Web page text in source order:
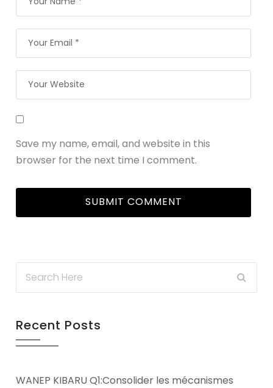
Save my name, email, and website in this
browser for the next time I comment.
Recent Posts
WANEP KIBARU Q1:Consolider les mécanismes